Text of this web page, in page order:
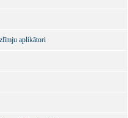
aplikātori